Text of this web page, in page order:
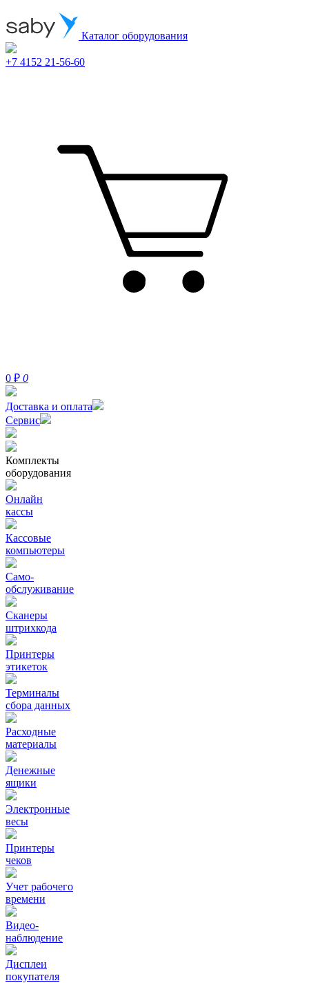
Каталог оборудования
+7 4152 21-56-60
0 ₽ 0
Доставка и оплата
Сервис
Комплекты
оборудования
Онлайн
кассы
Кассовые
компьютеры
Само-
обслуживание
Сканеры
штрихкода
Принтеры
этикеток
Терминалы
сбора данных
Расходные
материалы
Денежные
ящики
Электронные
весы
Принтеры
чеков
Учет рабочего
времени
Видео‑
наблюдение
Дисплеи
покупателя